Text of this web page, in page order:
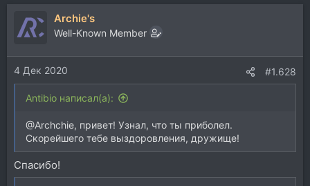
Archie's
Well-Known Member
4 Дек 2020 #1.628
Antibio написал(а):
@Archchie, привет! Узнал, что ты приболел.
Скорейшего тебе выздоровления, дружище!
Спасибо!